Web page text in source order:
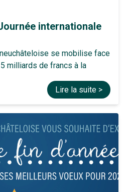
internationale
se mobilise face
milliards de francs à la
Lire la suite >